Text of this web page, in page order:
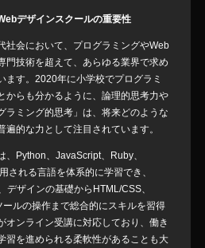
デザインスクールの重要性
社会において、プログラミングやWeb
門技術を超えて、あらゆる業界で求め
ます。2020年に小学校でプログラミ
からも分かるように、論理的思考力や
ラミング的思考」は、将来どのような
的な力として注目されています。
、Python、JavaScript、Ruby、
される言語を体系的に学習でき、
デザインの基礎からHTML/CSS、
ルの操作まで総合的にスキルを習得
オンライン受講に対応しており、働き
習を進められる柔軟性があることも大